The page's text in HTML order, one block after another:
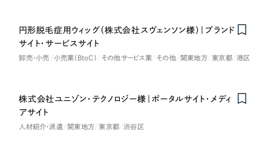
制作実績
制作実績
自治体・官公庁
IT・インターネット
円形脱毛症用ウィッグ（株式会社スヴェンソン様）｜ブランド
サイト・サービスサイト
卸売・小売 小売業（BtoC） その他サービス業 その他 関東地方 東京都 港区
株式会社ユニゾン・テクノロジー様｜ポータルサイト・メディ
アサイト
人材紹介・派遣 関東地方 東京都 渋谷区